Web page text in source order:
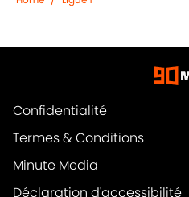
Confidentialité
Termes & Conditions
Minute Media
Déclaration d'accessibilité